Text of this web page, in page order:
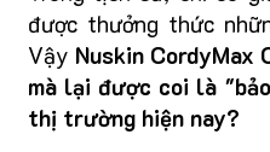
được thưởng thức
Vậy Nuskin CordyMax
mà lại được coi là
thị trường hiện nay?